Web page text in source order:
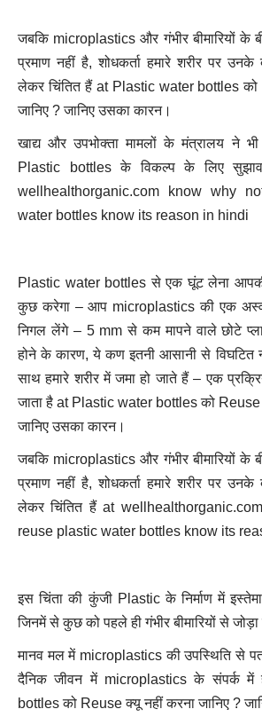
जबकि microplastics और गंभीर बीमारियों के
प्रमाण नहीं है, शोधकर्ता हमारे शरीर पर उनके
लेकर चिंतित हैं at Plastic water bottles को
जानिए ? जानिए उसका कारन।
खाद्य और उपभोक्ता मामलों के मंत्रालय ने
Plastic bottles के विकल्प के लिए
wellhealthorganic.com know why
water bottles know its reason in hindi
Plastic water bottles से एक घूंट लेना आपकी
कुछ करेगा – आप microplastics की एक
निगल लेंगे – 5 mm से कम मापने वाले छोटे
होने के कारण, ये कण इतनी आसानी से
साथ हमारे शरीर में जमा हो जाते हैं – एक
जाता है at Plastic water bottles को Reuse
जानिए उसका कारन।
जबकि microplastics और गंभीर बीमारियों के
प्रमाण नहीं है, शोधकर्ता हमारे शरीर पर उनके
लेकर चिंतित हैं at
reuse plastic water bottles know its
इस चिंता की कुंजी Plastic के निर्माण में
जिनमें से कुछ को पहले ही गंभीर बीमारियों से
मानव मल में microplastics की उपस्थिति से
दैनिक जीवन में microplastics के संपर्क
bottles को Reuse क्यू नहीं करना जानिए ?